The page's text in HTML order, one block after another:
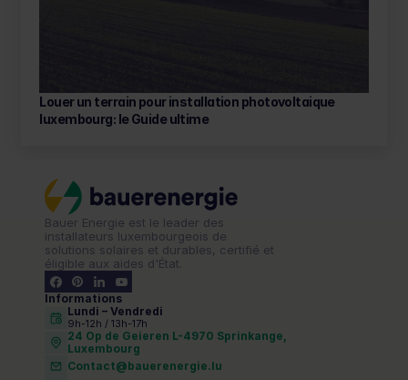
Louer un terrain pour installation photovoltaique
luxembourg: le Guide ultime
Bauer Energie est le leader des
installateurs luxembourgeois de
solutions solaires et durables, certifié et
éligible aux aides d'État.
Informations
Lundi – Vendredi
9h-12h / 13h-17h
24 Op de Geieren L-4970 Sprinkange,
Luxembourg
Contact@bauerenergie.lu